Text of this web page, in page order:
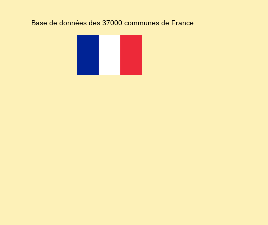
Base de données des 37000 communes de France